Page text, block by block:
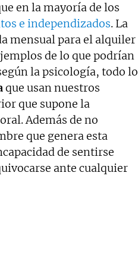
en la mayoría de los
e independizados. La
mensual para el alquiler
de lo que podrían
la psicología, todo lo
que usan nuestros
que supone la
Además de no
que genera esta
de sentirse
ante cualquier